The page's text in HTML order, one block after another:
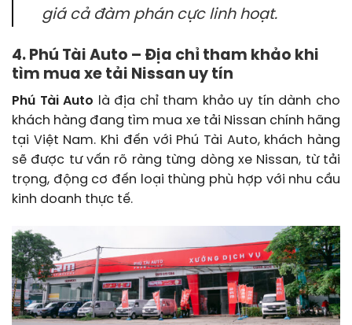
giá cả đàm phán cực linh hoạt.
4. Phú Tài Auto – Địa chỉ tham khảo khi
tìm mua xe tải Nissan uy tín
Phú Tài Auto là địa chỉ tham khảo uy tín dành cho
khách hàng đang tìm mua xe tải Nissan chính hãng
tại Việt Nam. Khi đến với Phú Tài Auto, khách hàng
sẽ được tư vấn rõ ràng từng dòng xe Nissan, từ tải
trọng, động cơ đến loại thùng phù hợp với nhu cầu
kinh doanh thực tế.